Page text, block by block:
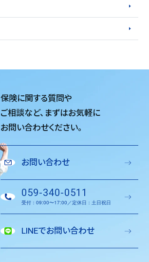
保険に関する質問や
ご相談など、 まずはお気軽に
お問い合わせください。
お問い合わせ
059-340-0511
受付：09:00〜17:00／定休日：土日祝日
LINEでお問い合わせ